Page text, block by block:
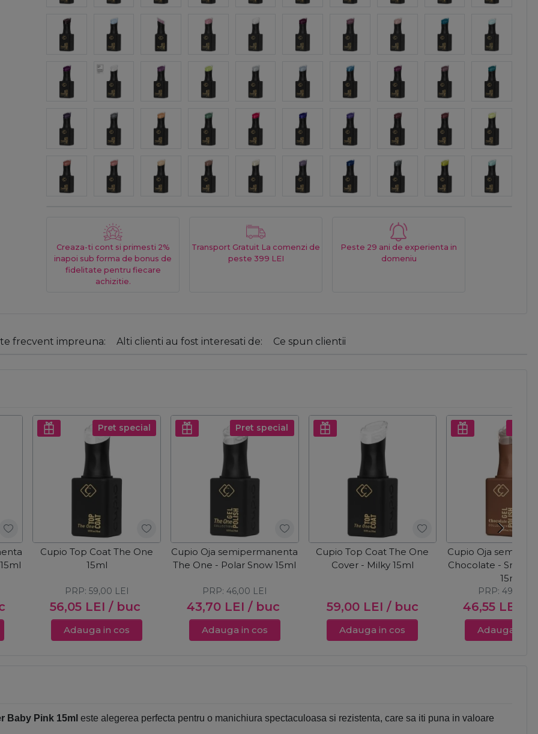
Creaza-ti cont si primesti 2%
inapoi sub forma de bonus de
fidelitate pentru fiecare
achizitie.
Transport Gratuit La comenzi de
peste 399 LEI
Peste 29 ani de experienta in
domeniu
frecvent impreuna: Alti clienti au fost interesati de: Ce spun clientii
Pret special
Cupio Top Coat The One
15ml
56,05 LEI / buc
PRP: 59,00 LEI
Adauga in cos
Pret special
Cupio Oja semipermanenta
The One - Polar Snow 15ml
43,70 LEI / buc
PRP: 46,00 LEI
Adauga in cos
Cupio Top Coat The One
Cover - Milky 15ml
59,00 LEI / buc
Adauga in cos
Cupio Oja
Chocolate -
15ml
46,55 LEI
PRP: 49,00
Adauga in
Baby Pink 15ml este alegerea perfecta pentru o manichiura spectaculoasa si rezistenta, care sa iti puna in valoare